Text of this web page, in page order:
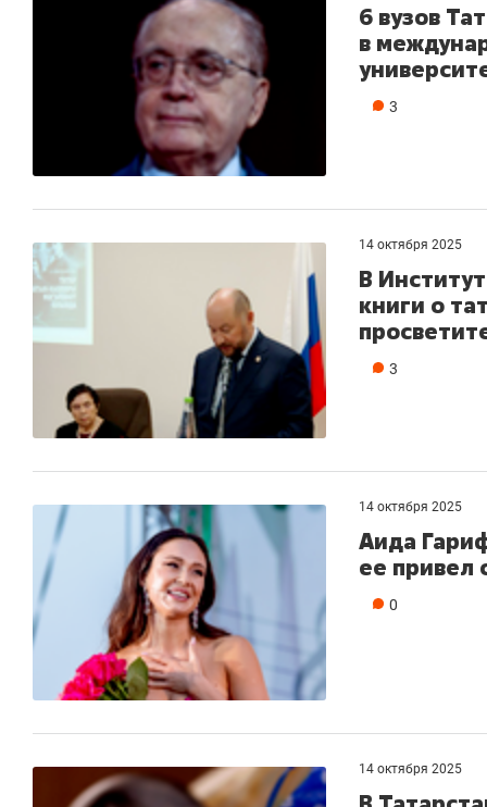
6 вузов
в
3
14 октября 2025
В
книги о
3
14 октября 2025
Аида
ее привел
0
14 октября 2025